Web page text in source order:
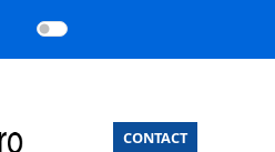
CONTACT